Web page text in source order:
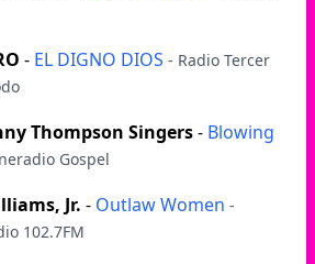
- EL DIGNO DIOS - Radio Tercer
Thompson Singers- Blowing
Gospel
Jr. - Outlaw Women -
102.7FM